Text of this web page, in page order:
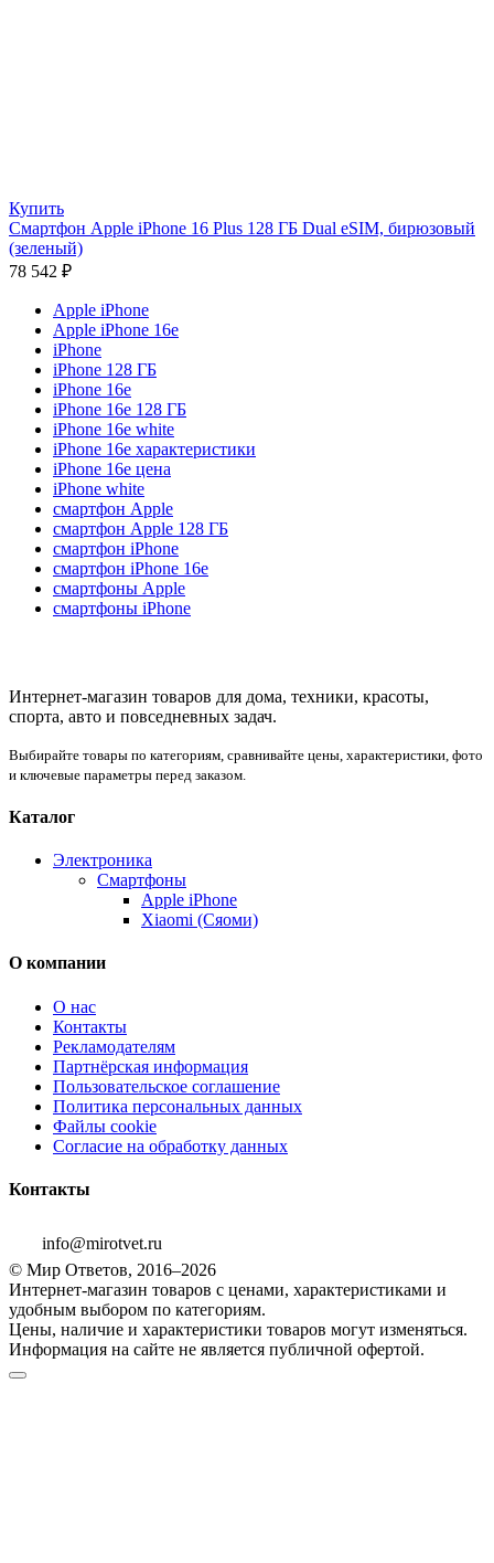
Купить
Смартфон Apple iPhone 16 Plus 128 ГБ Dual eSIM, бирюзовый
(зеленый)
78 542 ₽
Apple iPhone
Apple iPhone 16e
iPhone
iPhone 128 ГБ
iPhone 16e
iPhone 16e 128 ГБ
iPhone 16e white
iPhone 16e характеристики
iPhone 16e цена
iPhone white
смартфон Apple
смартфон Apple 128 ГБ
смартфон iPhone
смартфон iPhone 16e
смартфоны Apple
смартфоны iPhone
Интернет-магазин товаров для дома, техники, красоты,
спорта, авто и повседневных задач.
Выбирайте товары по категориям, сравнивайте цены, характеристики, фото
и ключевые параметры перед заказом.
Каталог
Электроника
Смартфоны
Apple iPhone
Xiaomi (Сяоми)
О компании
О нас
Контакты
Рекламодателям
Партнёрская информация
Пользовательское соглашение
Политика персональных данных
Файлы cookie
Согласие на обработку данных
Контакты
info@mirotvet.ru
© Мир Ответов, 2016–2026
Интернет-магазин товаров с ценами, характеристиками и
удобным выбором по категориям.
Цены, наличие и характеристики товаров могут изменяться.
Информация на сайте не является публичной офертой.